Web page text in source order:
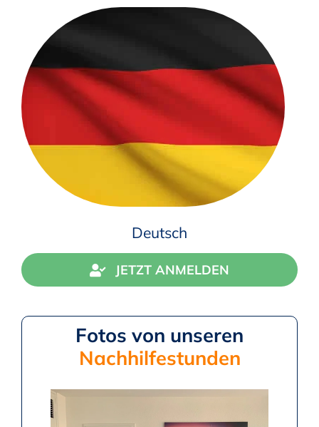
Deutsch
JETZT ANMELDEN
Fotos von unseren
Nachhilfestunden